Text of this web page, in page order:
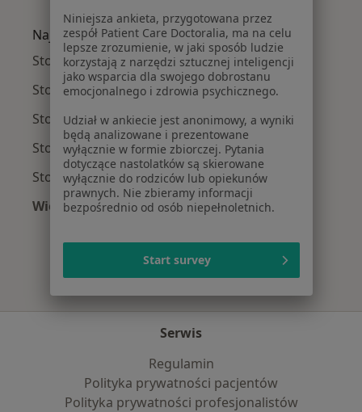
Najpopularniejsze ubezpieczenia
Stomatolodzy z Medicover w Warszawie
Stomatolodzy z Allianz w Warszawie
Stomatolodzy z INTER Polska w Warszawie
Stomatolodzy z Signal Iduna w Warszawie
Stomatolodzy z Compensa w Warszawie
Więcej (9)
Serwis
Regulamin
Polityka prywatności pacjentów
Polityka prywatności profesjonalistów
Niniejsza ankieta, przygotowana przez
zespół Patient Care Doctoralia, ma na celu
lepsze zrozumienie, w jaki sposób ludzie
korzystają z narzędzi sztucznej inteligencji
jako wsparcia dla swojego dobrostanu
emocjonalnego i zdrowia psychicznego.
Udział w ankiecie jest anonimowy, a wyniki
będą analizowane i prezentowane
wyłącznie w formie zbiorczej. Pytania
dotyczące nastolatków są skierowane
wyłącznie do rodziców lub opiekunów
prawnych. Nie zbieramy informacji
bezpośrednio od osób niepełnoletnich.
Start survey